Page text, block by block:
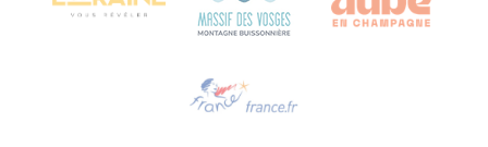
Stuur ons een e-mail